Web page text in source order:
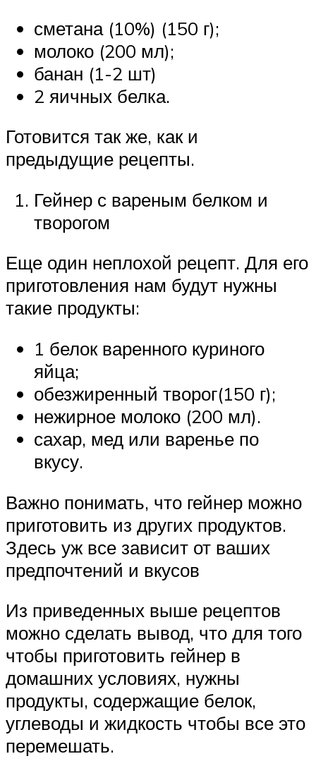
сметана (10%) (150 г);
молоко (200 мл);
банан (1-2 шт)
2 яичных белка.
Готовится так же, как и
предыдущие рецепты.
Гейнер с вареным белком и
творогом
Еще один неплохой рецепт. Для его
приготовления нам будут нужны
такие продукты:
1 белок варенного куриного
яйца;
обезжиренный творог(150 г);
нежирное молоко (200 мл).
сахар, мед или варенье по
вкусу.
Важно понимать, что гейнер можно
приготовить из других продуктов.
Здесь уж все зависит от ваших
предпочтений и вкусов
Из приведенных выше рецептов
можно сделать вывод, что для того
чтобы приготовить гейнер в
домашних условиях, нужны
продукты, содержащие белок,
углеводы и жидкость чтобы все это
перемешать.